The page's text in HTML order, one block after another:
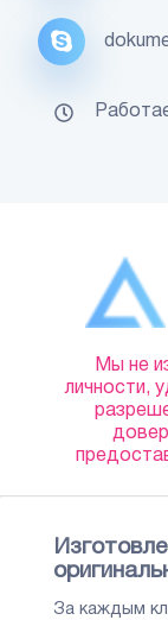
Мы не
личности,
За каждым